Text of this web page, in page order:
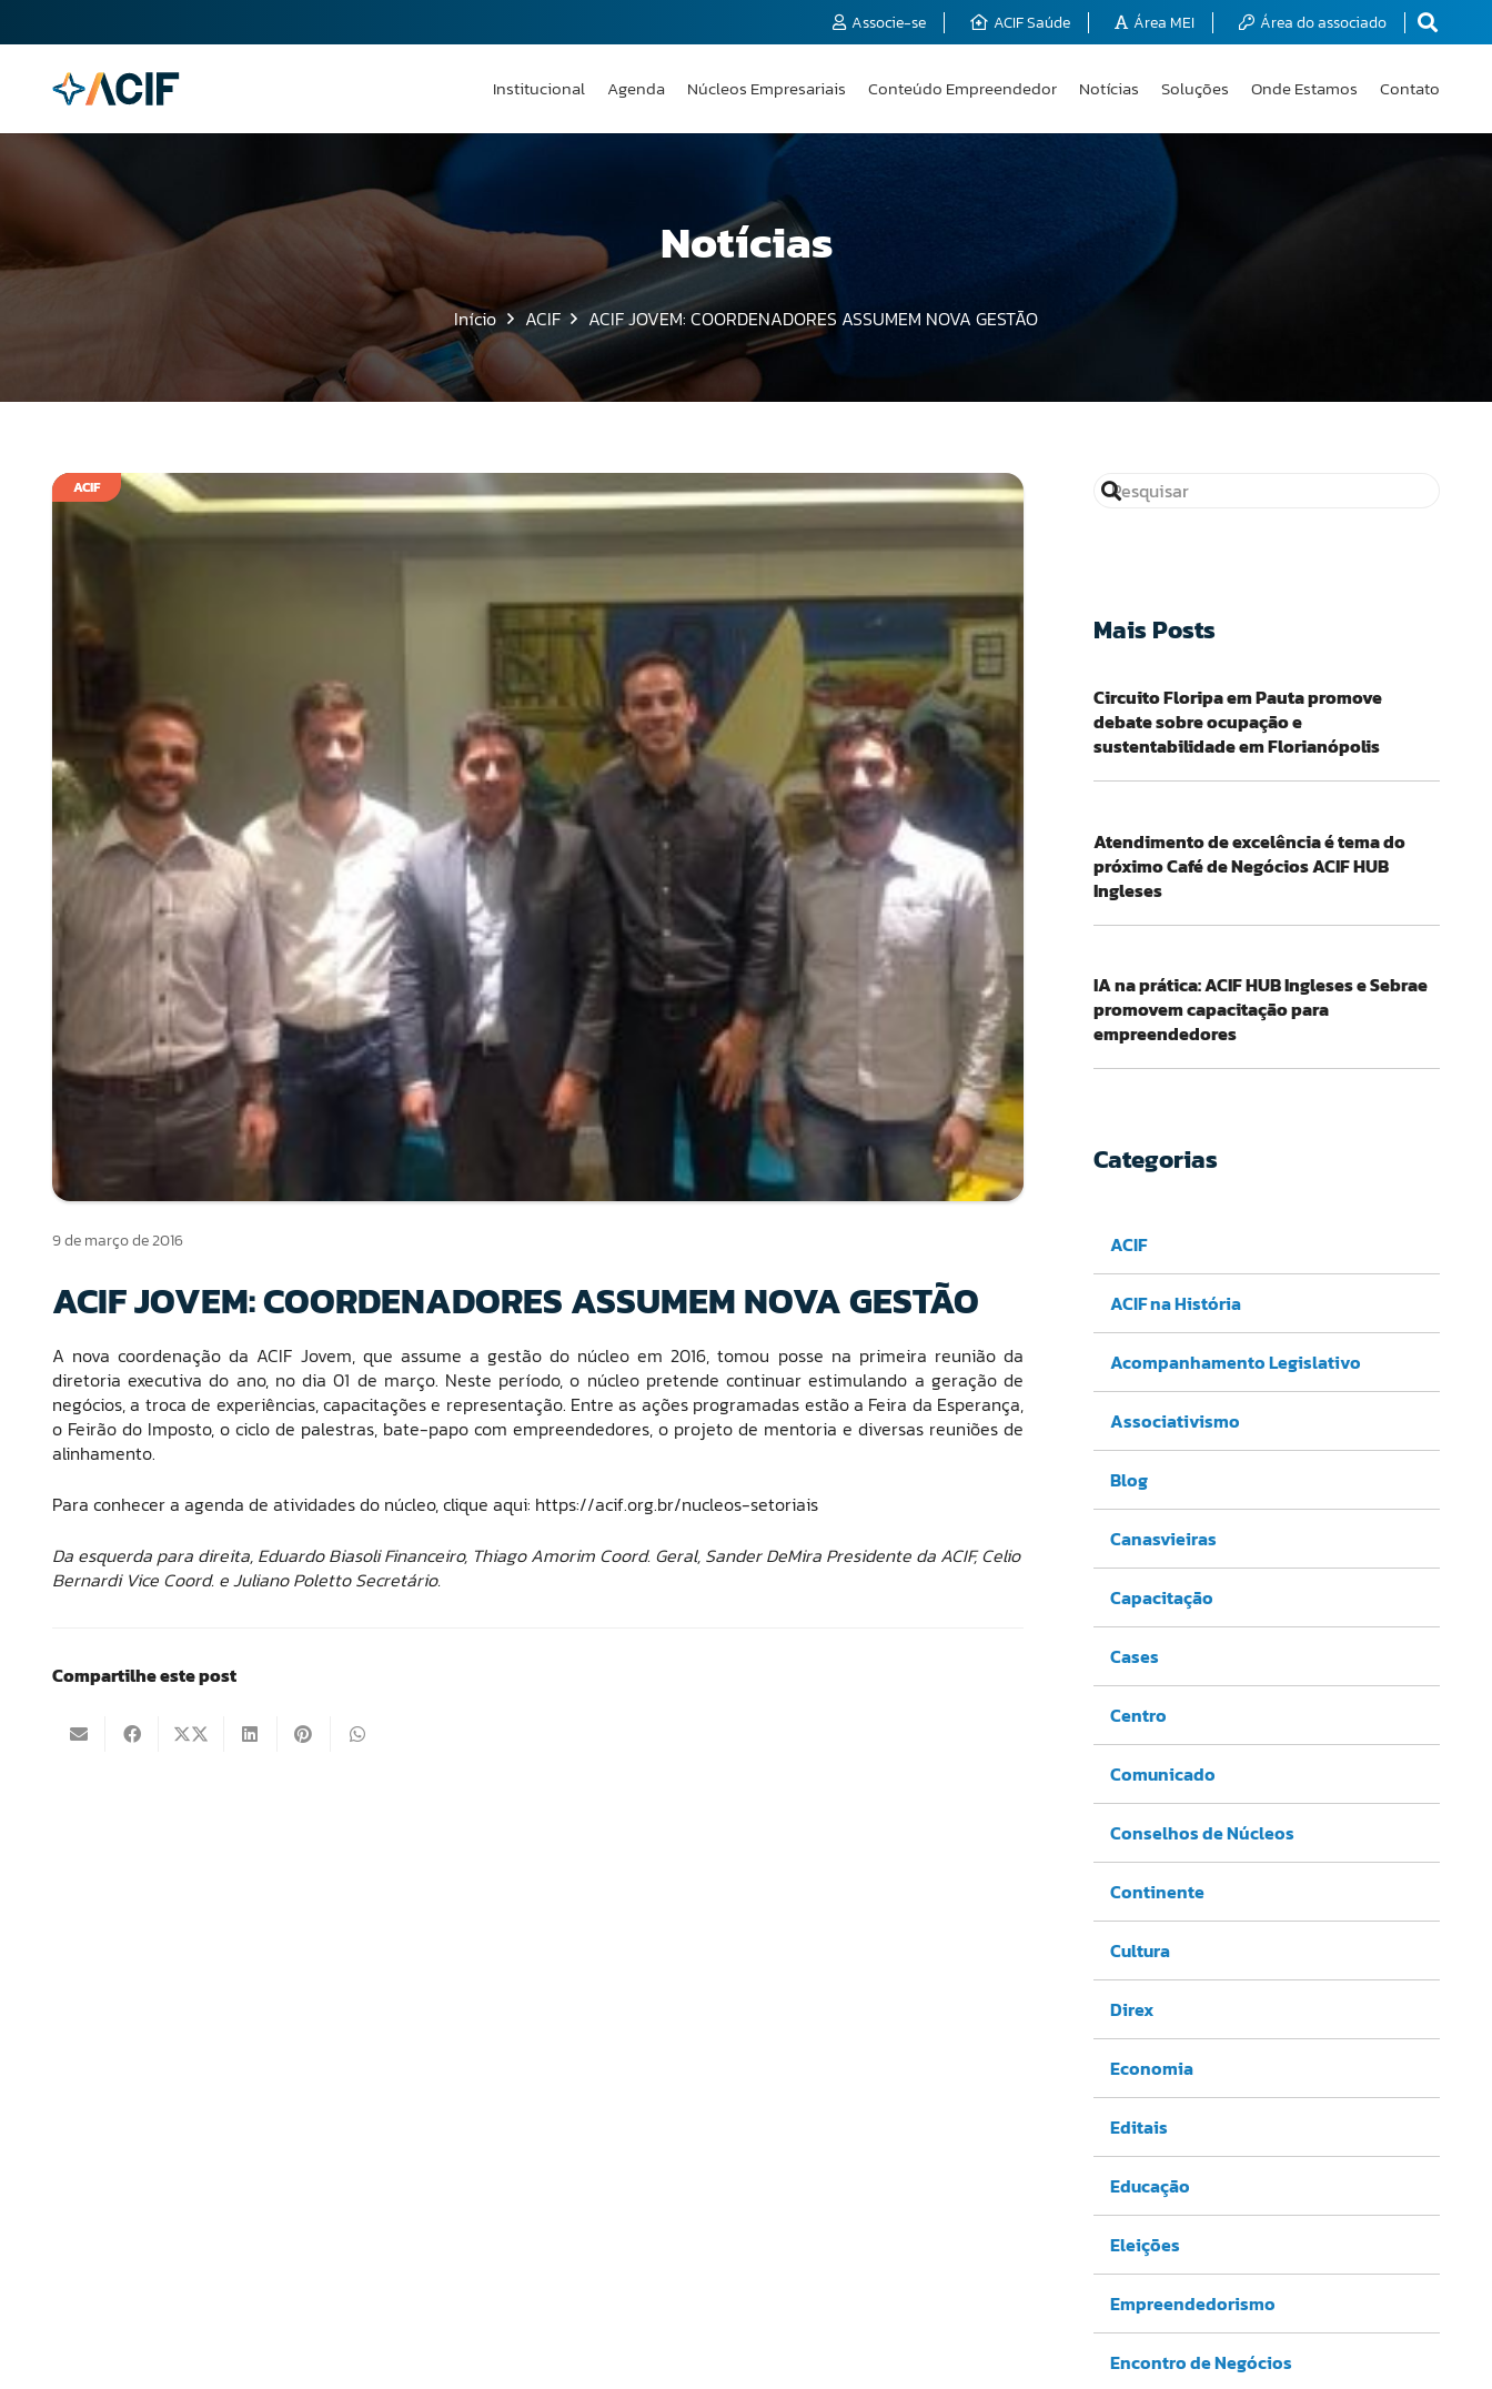
Associe-se ACIF Saúde Área MEI Área do associado
Institucional Agenda Núcleos Empresariais Conteúdo Empreendedor Notícias Soluções Onde Estamos Contato
Notícias
Início ACIF ACIF JOVEM: COORDENADORES ASSUMEM NOVA GESTÃO
ACIF
9 de março de 2016
ACIF JOVEM: COORDENADORES ASSUMEM NOVA GESTÃO
A nova coordenação da ACIF Jovem, que assume a gestão do núcleo em 2016, tomou posse na primeira reunião da
diretoria executiva do ano, no dia 01 de março. Neste período, o núcleo pretende continuar estimulando a geração de
negócios, a troca de experiências, capacitações e representação. Entre as ações programadas estão a Feira da Esperança,
o Feirão do Imposto, o ciclo de palestras, bate-papo com empreendedores, o projeto de mentoria e diversas reuniões de
alinhamento.
Para conhecer a agenda de atividades do núcleo, clique aqui: https://acif.org.br/nucleos-setoriais
Da esquerda para direita, Eduardo Biasoli Financeiro, Thiago Amorim Coord. Geral, Sander DeMira Presidente da ACIF, Celio
Bernardi Vice Coord. e Juliano Poletto Secretário.
Compartilhe este post
Mais Posts
Circuito Floripa em Pauta promove
debate sobre ocupação e
sustentabilidade em Florianópolis
Atendimento de excelência é tema do
próximo Café de Negócios ACIF HUB
Ingleses
IA na prática: ACIF HUB Ingleses e Sebrae
promovem capacitação para
empreendedores
Categorias
ACIF
ACIF na História
Acompanhamento Legislativo
Associativismo
Blog
Canasvieiras
Capacitação
Cases
Centro
Comunicado
Conselhos de Núcleos
Continente
Cultura
Direx
Economia
Editais
Educação
Eleições
Empreendedorismo
Encontro de Negócios